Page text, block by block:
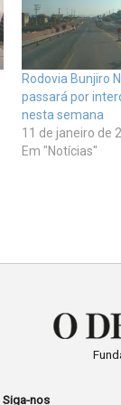
Rodovia Bunjiro
passará por
nesta semana
11 de janeiro de
Em "Notícias"
Siga-nos